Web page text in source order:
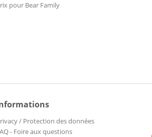
pour Bear Family
/ Protection des données
- Foire aux questions